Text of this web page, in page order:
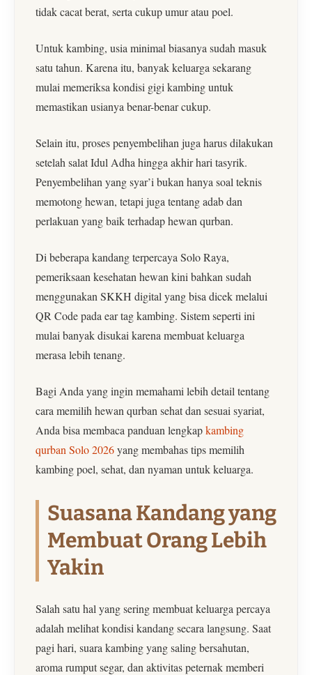
tidak cacat berat, serta cukup umur atau poel.
Untuk kambing, usia minimal biasanya sudah masuk
satu tahun. Karena itu, banyak keluarga sekarang
mulai memeriksa kondisi gigi kambing untuk
memastikan usianya benar-benar cukup.
Selain itu, proses penyembelihan juga harus dilakukan
setelah salat Idul Adha hingga akhir hari tasyrik.
Penyembelihan yang syar’i bukan hanya soal teknis
memotong hewan, tetapi juga tentang adab dan
perlakuan yang baik terhadap hewan qurban.
Di beberapa kandang terpercaya Solo Raya,
pemeriksaan kesehatan hewan kini bahkan sudah
menggunakan SKKH digital yang bisa dicek melalui
QR Code pada ear tag kambing. Sistem seperti ini
mulai banyak disukai karena membuat keluarga
merasa lebih tenang.
Bagi Anda yang ingin memahami lebih detail tentang
cara memilih hewan qurban sehat dan sesuai syariat,
Anda bisa membaca panduan lengkapkambing
qurban Solo 2026yang membahas tips memilih
kambing poel, sehat, dan nyaman untuk keluarga.
Suasana Kandang yang
Membuat Orang Lebih
Yakin
Salah satu hal yang sering membuat keluarga percaya
adalah melihat kondisi kandang secara langsung. Saat
pagi hari, suara kambing yang saling bersahutan,
aroma rumput segar, dan aktivitas peternak memberi